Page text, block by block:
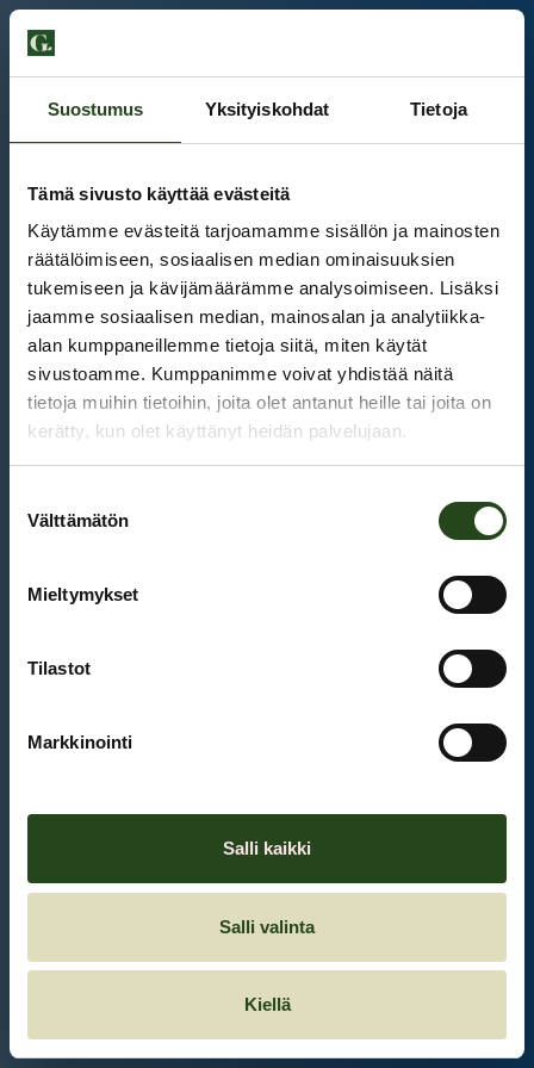
Suostumus Yksityiskohdat Tietoja
Tämä sivusto käyttää evästeitä
Käytämme evästeitä tarjoamamme sisällön ja mainosten
räätälöimiseen, sosiaalisen median ominaisuuksien
tukemiseen ja kävijämäärämme analysoimiseen. Lisäksi
jaamme sosiaalisen median, mainosalan ja analytiikka-
alan kumppaneillemme tietoja siitä, miten käytät
sivustoamme. Kumppanimme voivat yhdistää näitä
tietoja muihin tietoihin, joita olet antanut heille tai joita on
kerätty, kun olet käyttänyt heidän palvelujaan.
valinta
Välttämätön
Mieltymykset
Tilastot
Markkinointi
Salli kaikki
Salli valinta
Kiellä
Kauppakeskus Grani
Et ole kirjautunut sisään.